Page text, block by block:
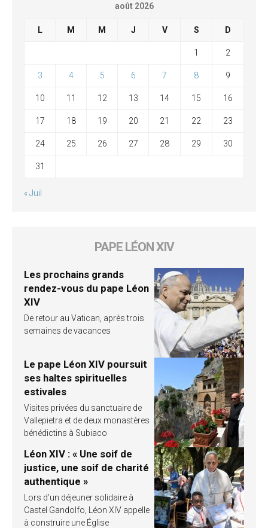
août 2026
L M M J V S D
1 2
3 4 5 6 7 8 9
10 11 12 13 14 15 16
17 18 19 20 21 22 23
24 25 26 27 28 29 30
31
« Juil
PAPE LÉON XIV
Les prochains grands
rendez-vous du pape Léon
XIV
De retour au Vatican, après trois
semaines de vacances
Le pape Léon XIV poursuit
ses haltes spirituelles
estivales
Visites privées du sanctuaire de
Vallepietra et de deux monastères
bénédictins à Subiaco
Léon XIV : « Une soif de
justice, une soif de charité
authentique »
Lors d’un déjeuner solidaire à
Castel Gandolfo, Léon XIV appelle
à construire une Église